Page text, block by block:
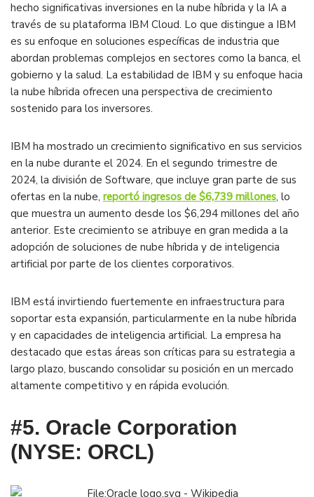
hecho significativas inversiones en la nube híbrida y la IA a
través de su plataforma IBM Cloud. Lo que distingue a IBM
es su enfoque en soluciones específicas de industria que
abordan problemas complejos en sectores como la banca, el
gobierno y la salud. La estabilidad de IBM y su enfoque hacia
la nube híbrida ofrecen una perspectiva de crecimiento
sostenido para los inversores.
IBM ha mostrado un crecimiento significativo en sus servicios
en la nube durante el 2024. En el segundo trimestre de
2024, la división de Software, que incluye gran parte de sus
ofertas en la nube, reportó ingresos de $6,739 millones, lo
que muestra un aumento desde los $6,294 millones del año
anterior. Este crecimiento se atribuye en gran medida a la
adopción de soluciones de nube híbrida y de inteligencia
artificial por parte de los clientes corporativos​.
IBM está invirtiendo fuertemente en infraestructura para
soportar esta expansión, particularmente en la nube híbrida
y en capacidades de inteligencia artificial. La empresa ha
destacado que estas áreas son críticas para su estrategia a
largo plazo, buscando consolidar su posición en un mercado
altamente competitivo y en rápida evolución​.
#5. Oracle Corporation
(NYSE: ORCL)